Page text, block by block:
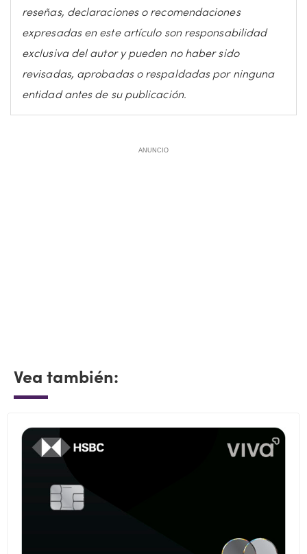
reseñas, declaraciones o recomendaciones
expresadas en este artículo son responsabilidad
exclusiva del autor y pueden no haber sido
revisadas, aprobadas o respaldadas por ninguna
entidad antes de su publicación.
ANUNCIO
Vea también: